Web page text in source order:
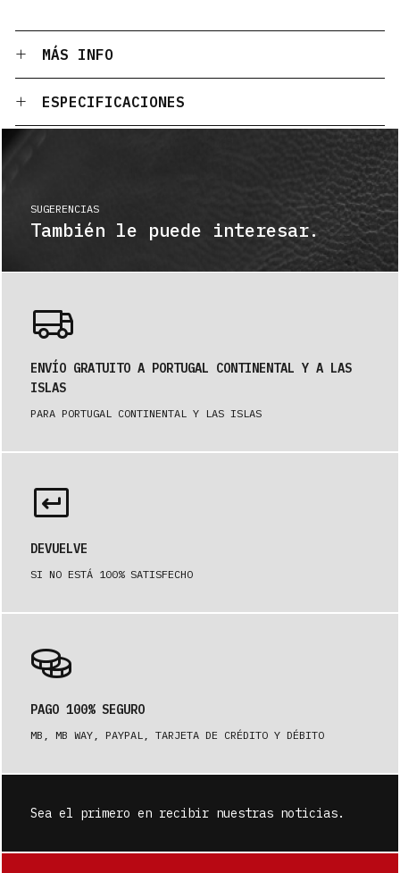
MÁS INFO
ESPECIFICACIONES
SUGERENCIAS
También le puede interesar.
ENVÍO GRATUITO A PORTUGAL CONTINENTAL Y A LAS
ISLAS
PARA PORTUGAL CONTINENTAL Y LAS ISLAS
DEVUELVE
SI NO ESTÁ 100% SATISFECHO
PAGO 100% SEGURO
MB, MB WAY, PAYPAL, TARJETA DE CRÉDITO Y DÉBITO
Sea el primero en recibir nuestras noticias.